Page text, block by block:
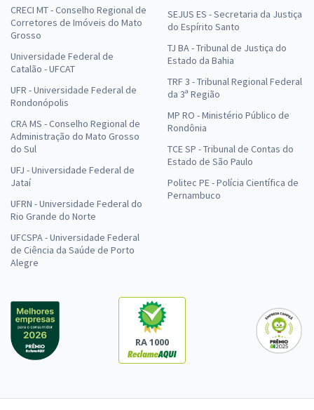
CRECI MT - Conselho Regional de
Corretores de Imóveis do Mato
Grosso
Universidade Federal de
Catalão - UFCAT
UFR - Universidade Federal de
Rondonópolis
CRA MS - Conselho Regional de
Administração do Mato Grosso
do Sul
UFJ - Universidade Federal de
Jataí
UFRN - Universidade Federal do
Rio Grande do Norte
UFCSPA - Universidade Federal
de Ciência da Saúde de Porto
Alegre
SEJUS ES - Secretaria da Justiça
do Espírito Santo
TJ BA - Tribunal de Justiça do
Estado da Bahia
TRF 3 - Tribunal Regional Federal
da 3ª Região
MP RO - Ministério Público de
Rondônia
TCE SP - Tribunal de Contas do
Estado de São Paulo
Politec PE - Polícia Científica de
Pernambuco
RA 1000